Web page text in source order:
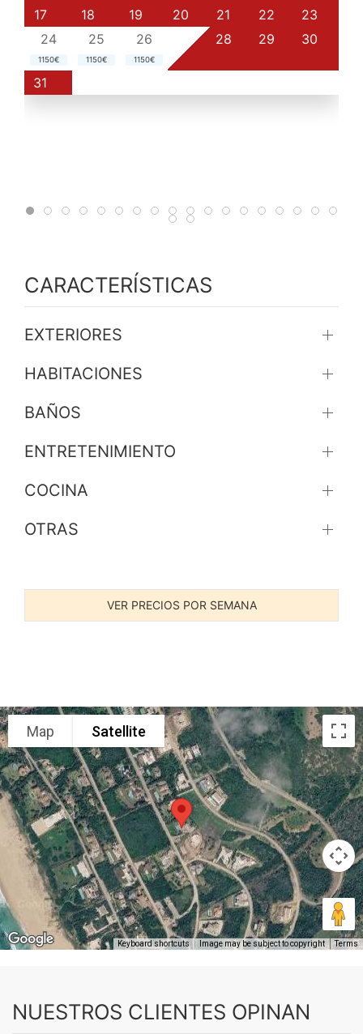
17
18 19 20 21 22
23
24
1150€
25
1150€
26
1150€
28 29 30
31
CARACTERÍSTICAS
EXTERIORES
HABITACIONES
BAÑOS
ENTRETENIMIENTO
COCINA
OTRAS
VER PRECIOS POR SEMANA
Map Satellite
Keyboard shortcuts Image may be subject to copyright Terms
NUESTROS CLIENTES OPINAN